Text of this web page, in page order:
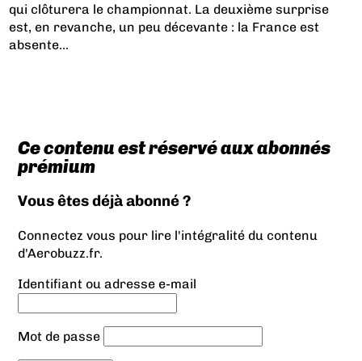
qui clôturera le championnat. La deuxième surprise
est, en revanche, un peu décevante : la France est
absente...
Ce contenu est réservé aux abonnés
prémium
Vous êtes déjà abonné ?
Connectez vous pour lire l'intégralité du contenu
d'Aerobuzz.fr.
Identifiant ou adresse e-mail
Mot de passe